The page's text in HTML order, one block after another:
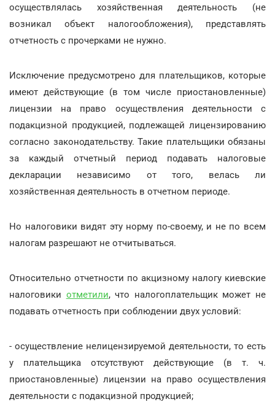
осуществлялась хозяйственная деятельность (не
возникал объект налогообложения), представлять
отчетность с прочерками не нужно.
Исключение предусмотрено для плательщиков, которые
имеют действующие (в том числе приостановленные)
лицензии на право осуществления деятельности с
подакцизной продукцией, подлежащей лицензированию
согласно законодательству. Такие плательщики обязаны
за каждый отчетный период подавать налоговые
декларации независимо от того, велась ли
хозяйственная деятельность в отчетном периоде.
Но налоговики видят эту норму по-своему, и не по всем
налогам разрешают не отчитываться.
Относительно отчетности по акцизному налогу киевские
налоговики отметили, что налогоплательщик может не
подавать отчетность при соблюдении двух условий:
- осуществление нелицензируемой деятельности, то есть
у плательщика отсутствуют действующие (в т. ч.
приостановленные) лицензии на право осуществления
деятельности с подакцизной продукцией;